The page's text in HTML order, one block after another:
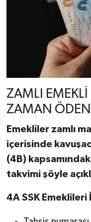
ZAMLI
ZAMAN
Emekliler zamlı
içerisinde
(4B)
takvimi şöyle
4A SSK